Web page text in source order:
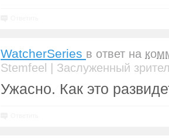
WatcherSeries в ответ на
Stemfeel | Заслуженный
Ужасно. Как это